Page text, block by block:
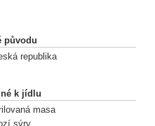
ukázal cestu mnoha
až do dnešních 8ha.
a každá snaha o udržení
původu
republika
k jídlu
masa